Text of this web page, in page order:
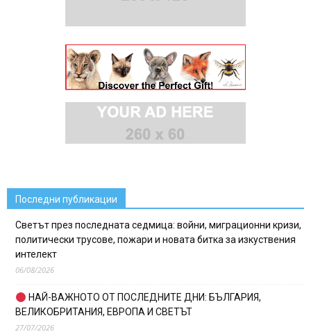
Последни публикации
Светът през последната седмица: войни, миграционни кризи,
политически трусове, пожари и новата битка за изкуствения
интелект
06/08/2026
НАЙ-ВАЖНОТО ОТ ПОСЛЕДНИТЕ ДНИ: БЪЛГАРИЯ,
ВЕЛИКОБРИТАНИЯ, ЕВРОПА И СВЕТЪТ
27/07/2026